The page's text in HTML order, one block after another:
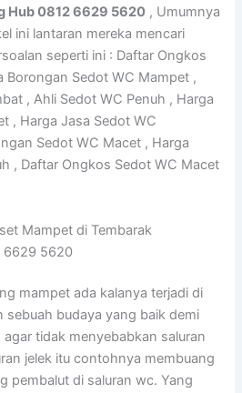
Hub 0812 6629 5620 , Umumnya
ini lantaran mereka mencari
seperti ini : Daftar Ongkos
Borongan Sedot WC Mampet ,
, Ahli Sedot WC Penuh , Harga
, Harga Jasa Sedot WC
Sedot WC Macet , Harga
, Daftar Ongkos Sedot WC Macet
Mampet di Tembarak
6629 5620
mampet ada kalanya terjadi di
sebuah budaya yang baik demi
tidak menyebabkan saluran
jelek itu contohnya membuang
pembalut di saluran wc. Yang